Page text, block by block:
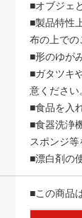
■オブジェ
■製品特性
布の上での
■形のゆが
■ガタツキ
意ください
■食品を入
■食器洗浄
スポンジ
■漂白剤の
■この商品